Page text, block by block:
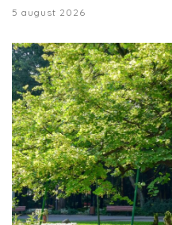
5 august 2026